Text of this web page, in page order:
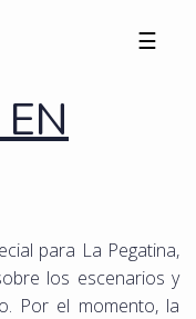
☰
para La Pegatina,
los escenarios y
Por el momento, la